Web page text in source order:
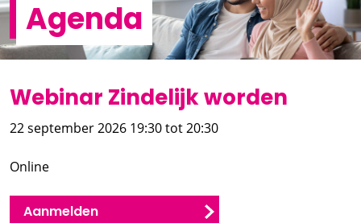
Agenda
Webinar Zindelijk worden
22 september 2026 19:30tot 20:30
Online
Aanmelden